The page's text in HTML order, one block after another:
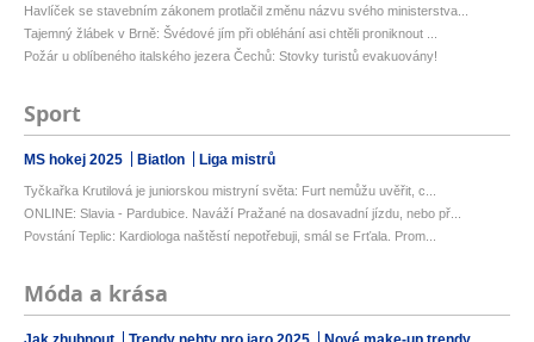
Havlíček se stavebním zákonem protlačil změnu názvu svého ministerstva...
Tajemný žlábek v Brně: Švédové jím při obléhání asi chtěli proniknout ...
Požár u oblíbeného italského jezera Čechů: Stovky turistů evakuovány!
Sport
MS hokej 2025 Biatlon Liga mistrů
Tyčkařka Krutilová je juniorskou mistryní světa: Furt nemůžu uvěřit, c...
ONLINE: Slavia - Pardubice. Naváží Pražané na dosavadní jízdu, nebo př...
Povstání Teplic: Kardiologa naštěstí nepotřebuji, smál se Frťala. Prom...
Móda a krása